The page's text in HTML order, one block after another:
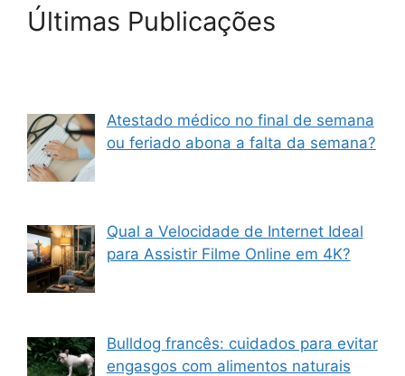
Últimas Publicações
Atestado médico no final de semana
ou feriado abona a falta da semana?
Qual a Velocidade de Internet Ideal
para Assistir Filme Online em 4K?
Bulldog francês: cuidados para evitar
engasgos com alimentos naturais